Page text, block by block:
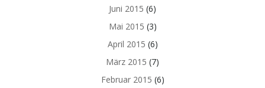
Juni 2015 (6)
Mai 2015 (3)
April 2015 (6)
März 2015 (7)
Februar 2015 (6)